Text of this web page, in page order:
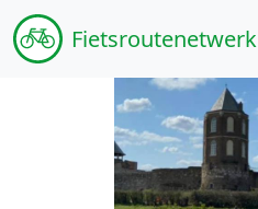
Fietsroutenetwerk